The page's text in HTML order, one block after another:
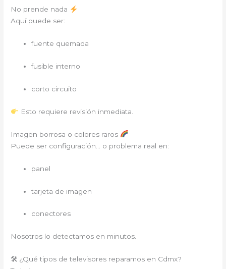
No prende nada
Aquí puede ser:
fuente quemada
fusible interno
corto circuito
Esto requiere revisión inmediata.
Imagen borrosa o colores raros
Puede ser configuración… o problema real en:
panel
tarjeta de imagen
conectores
Nosotros lo detectamos en minutos.
🛠 ¿Qué tipos de televisores reparamos en Cdmx?